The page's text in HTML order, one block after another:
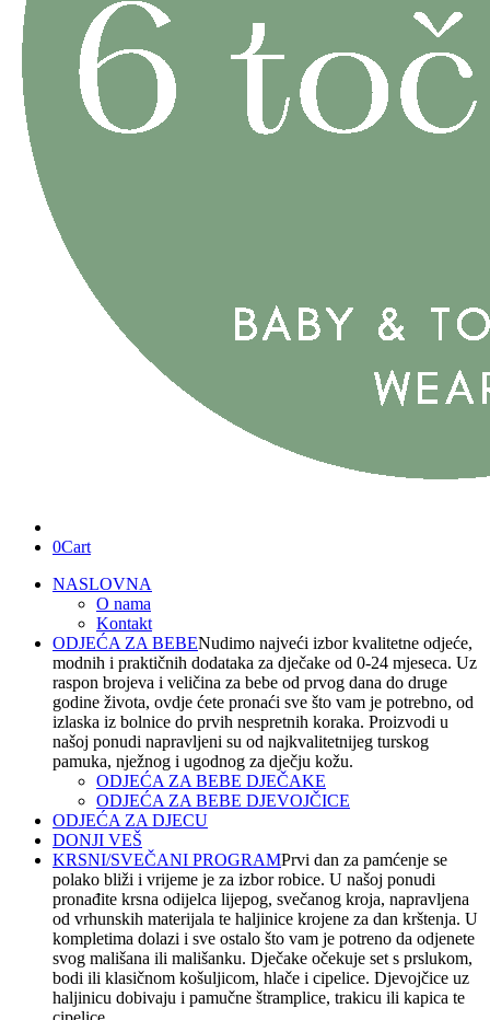
0Cart
NASLOVNA
O nama
Kontakt
ODJEĆA ZA BEBENudimo najveći izbor kvalitetne odjeće,
modnih i praktičnih dodataka za dječake od 0-24 mjeseca. Uz
raspon brojeva i veličina za bebe od prvog dana do druge
godine života, ovdje ćete pronaći sve što vam je potrebno, od
izlaska iz bolnice do prvih nespretnih koraka. Proizvodi u
našoj ponudi napravljeni su od najkvalitetnijeg turskog
pamuka, nježnog i ugodnog za dječju kožu.
ODJEĆA ZA BEBE DJEČAKE
ODJEĆA ZA BEBE DJEVOJČICE
ODJEĆA ZA DJECU
DONJI VEŠ
KRSNI/SVEČANI PROGRAMPrvi dan za pamćenje se
polako bliži i vrijeme je za izbor robice. U našoj ponudi
pronađite krsna odijelca lijepog, svečanog kroja, napravljena
od vrhunskih materijala te haljinice krojene za dan krštenja. U
kompletima dolazi i sve ostalo što vam je potreno da odjenete
svog mališana ili mališanku. Dječake očekuje set s prslukom,
bodi ili klasičnom košuljicom, hlače i cipelice. Djevojčice uz
haljinicu dobivaju i pamučne štramplice, trakicu ili kapica te